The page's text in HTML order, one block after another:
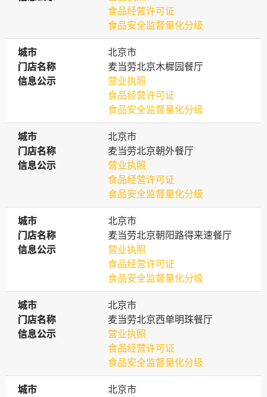
食品经营许可证
食品安全监督量化分级
城市
城市
北京市
门店名称
门店名称
麦当劳北京木樨园餐厅
信息公示
信息公示
营业执照
食品经营许可证
食品安全监督量化分级
城市
城市
北京市
门店名称
门店名称
麦当劳北京朝外餐厅
信息公示
信息公示
营业执照
食品经营许可证
食品安全监督量化分级
城市
城市
北京市
门店名称
门店名称
麦当劳北京朝阳路得来速餐厅
信息公示
信息公示
营业执照
食品经营许可证
食品安全监督量化分级
城市
城市
北京市
门店名称
门店名称
麦当劳北京西单明珠餐厅
信息公示
信息公示
营业执照
食品经营许可证
食品安全监督量化分级
城市
城市
北京市